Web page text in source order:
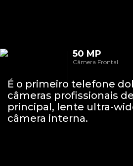
50 MP
Câmera Frontal
É o primeiro telefone
câmeras profissionais
principal, lente ultra-
câmera interna.